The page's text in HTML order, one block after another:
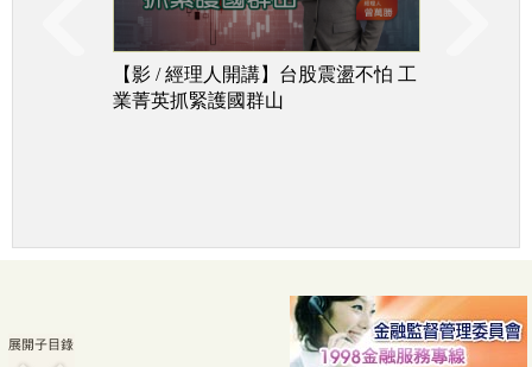
【影 / 經理人開講】台股震盪不怕 工
業菁英抓緊護國群山